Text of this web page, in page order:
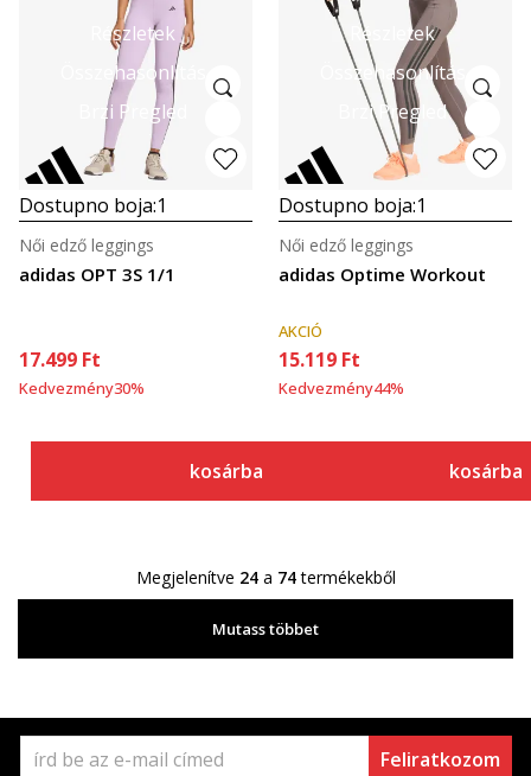
Részletek
Összehasonlítás
Brzi Pregled
Dostupno boja:1
adidas OPT 3S 1/1
Női edző leggings
17.499 Ft
Kedvezmény30%
kosárba
Részletek
Összehasonlítás
Brzi Pregled
Dostupno boja:1
adidas Optime Workout
Női edző leggings
AKCIÓ
15.119 Ft
Kedvezmény44%
kosárba
Megjelenítve 24a 74termékekből
Mutass többet
Feliratkozom